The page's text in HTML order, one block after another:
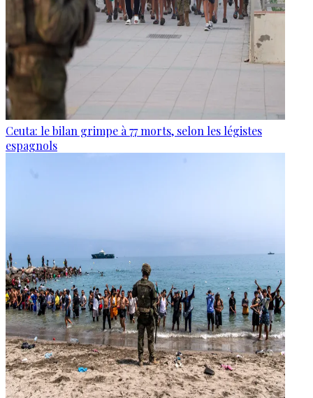
Ceuta: le bilan grimpe à 77 morts, selon les légistes
espagnols